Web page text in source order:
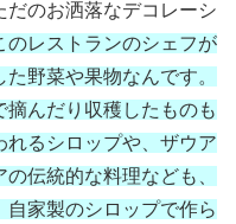
のお洒落なデコレーシ
のレストランのシェフが
野菜や果物なんです。
摘んだり収穫したものも
れるシロップや、ザウア
伝統的な料理なども、
家製のシロップで作ら